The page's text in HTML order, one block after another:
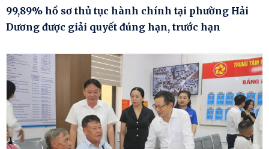
99,89% hồ sơ thủ tục hành chính tại phường Hải
Dương được giải quyết đúng hạn, trước hạn